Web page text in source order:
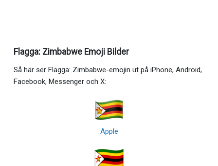
Flagga: Zimbabwe Emoji Bilder
Så här ser Flagga: Zimbabwe-emojin ut på iPhone, Android,
Facebook, Messenger och X:
Apple